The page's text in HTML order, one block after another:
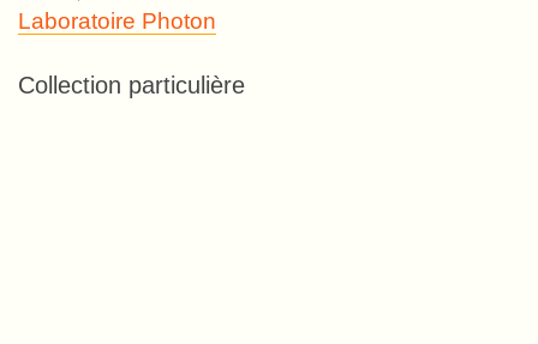
Laboratoire Photon
Collection particulière